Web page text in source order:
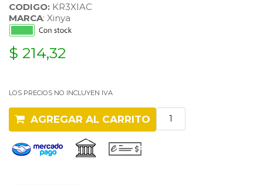
CODIGO: KR3XIAC
MARCA: Xinya
$ 214,32
LOS PRECIOS NO INCLUYEN IVA
AGREGAR AL CARRITO